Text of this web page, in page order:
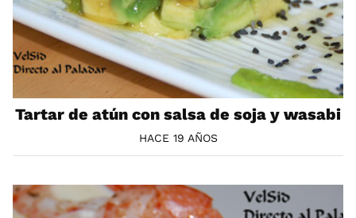
Tartar de atún con salsa de soja y wasabi
HACE 19 AÑOS